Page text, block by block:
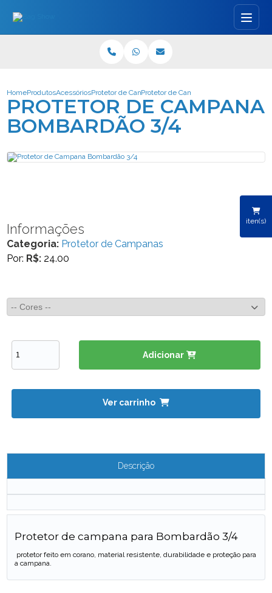
iten(s)
HomeProdutosAcessóriosProtetor de CampanasProtetor de Campana Bombardão 3/4
PROTETOR DE CAMPANA
BOMBARDÃO 3/4
Informações
Categoria: Protetor de Campanas
Por: R$: 24.00
Adicionar
Ver carrinho
Descrição
Protetor de campana para Bombardão 3/4
protetor feito em corano, material resistente, durabilidade e proteção para
a campana.